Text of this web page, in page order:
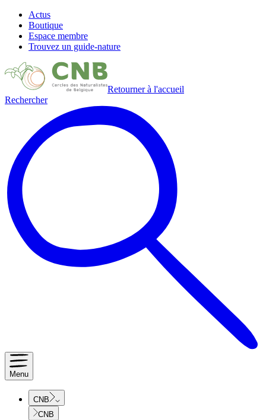
Actus
Boutique
Espace membre
Trouvez un guide-nature
Retourner à l'accueil
Rechercher
Menu
CNB
CNB